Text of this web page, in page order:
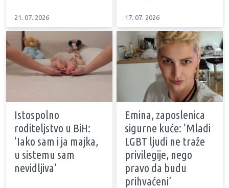
21. 07. 2026 17. 07. 2026
Istospolno
roditeljstvo u BiH:
‘Iako sam i ja majka,
u sistemu sam
nevidljiva’
Emina, zaposlenica
sigurne kuće: ‘Mladi
LGBT ljudi ne traže
privilegije, nego
pravo da budu
prihvaćeni’